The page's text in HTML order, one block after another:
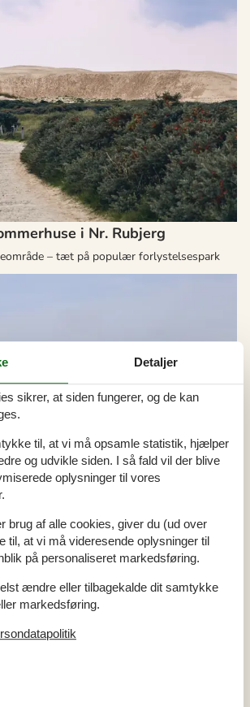
i Nr. Rubjerg
– tæt på populær forlystelsespark
i Nr. Lyngby
Lyngby byder på hyggelige stunder i
Detaljer
sikrer, at siden fungerer, og de kan
til, at vi må opsamle statistik, hjælper
og udvikle siden. I så fald vil der blive
oplysninger til vores
brug af alle cookies, giver du (ud over
til, at vi må videresende oplysninger til
på personaliseret markedsføring.
ændre eller tilbagekalde dit samtykke
markedsføring.